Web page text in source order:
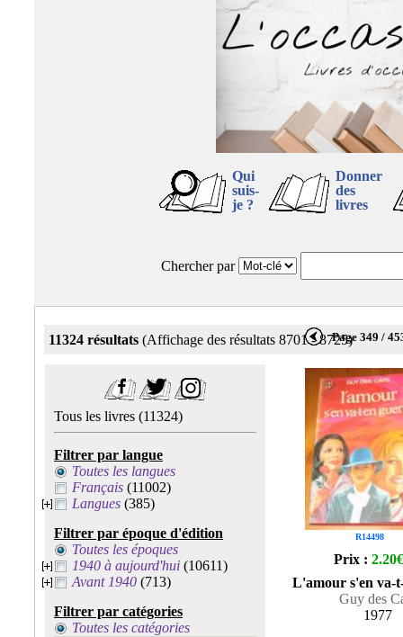
Qui
suis-
je ?
Donner
des
livres
Chercher par
11324 résultats (Affichage des résultats 8701 - 8725)Page 349 /
Tous les livres (11324)
Filtrer par langue
Toutes les langues
Français (11002)
Langues (385)
Filtrer par époque d'édition
Toutes les époques
1940 à aujourd'hui (10611)
Avant 1940 (713)
Filtrer par catégories
Toutes les catégories
R14498
Prix : 2.20€
L'amour s'en va-
Guy des
1977